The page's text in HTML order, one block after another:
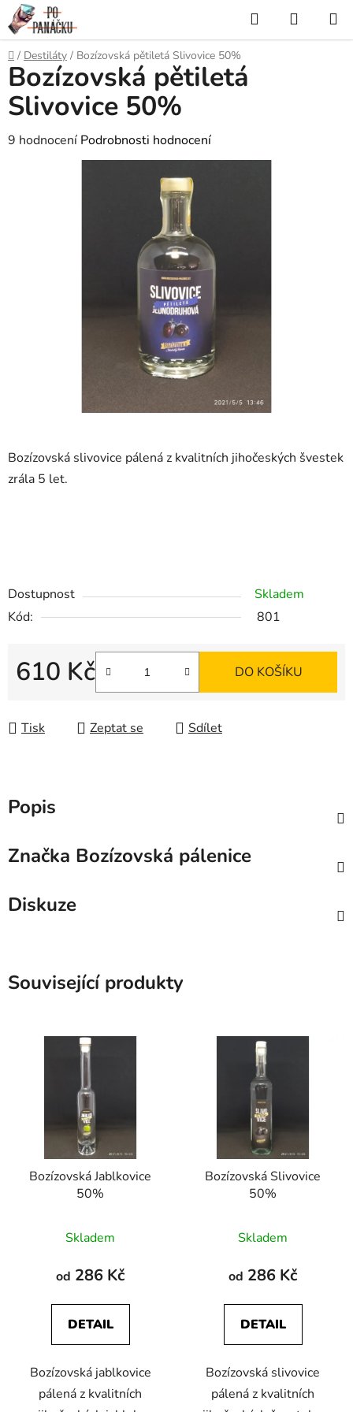
Přejít
na
obsah
Hledat
KOŠÍK
Domů
/ Destiláty / Bozízovská pětiletá Slivovice 50%
Bozízovská slivovice pálená z kvalitních jihočeských švestek
zrála 5 let.
Dostupnost
Skladem
Kód:
801
610 Kč DO KOŠÍKU
Tisk Zeptat se Sdílet
Bozízovská pětiletá
Slivovice 50%
Průměrné
9 hodnocení Podrobnosti hodnocení
Popis
Značka Bozízovská pálenice
Diskuze
Související produkty
Bozízovská Jablkovice
50%
hodnocení
produktu
5,0
z
hvězdiček.
Skladem
od 286 Kč
DETAIL
Bozízovská jablkovice
pálená z kvalitních
Bozízovská Slivovice
50%
hodnocení
produktu
4,0
z
hvězdiček.
Skladem
od 286 Kč
DETAIL
Bozízovská slivovice
pálená z kvalitních